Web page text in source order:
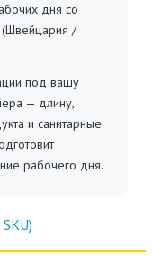
дня со
(Швейцария /
под вашу
— длину,
и санитарные
рабочего дня.